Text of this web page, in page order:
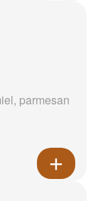
parmesan